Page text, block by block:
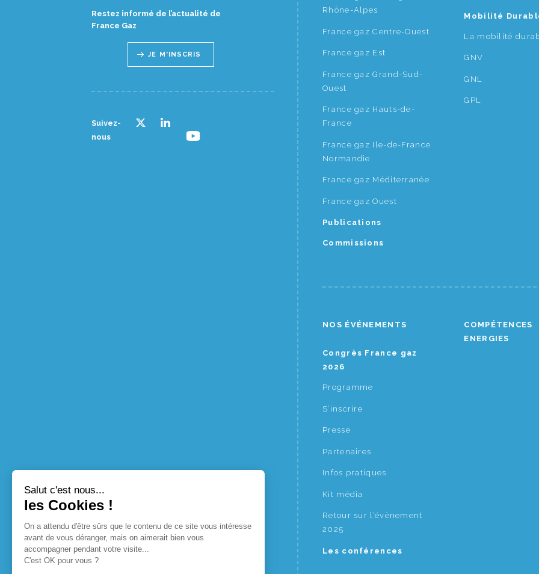
Restez informé de l’actualité de
France Gaz
JE M'INSCRIS
Suivez-
nous
Rhône-Alpes
France gaz Centre-Ouest
France gaz Est
France gaz Grand-Sud-
Ouest
France gaz Hauts-de-
France
France gaz Ile-de-France
Normandie
France gaz Méditerranée
France gaz Ouest
Publications
Commissions
Mobilité
La mobilité
GNV
GNL
GPL
NOS ÉVÉNEMENTS
Congrès France gaz
2026
Programme
S’inscrire
Presse
Partenaires
Infos pratiques
Kit média
Retour sur l’évènement
2025
Les conférences
COMPÉTENCES
ENERGIES
Salut c'est nous...
les Cookies !
On a attendu d'être sûrs que le contenu de ce site vous intéresse
avant de vous déranger, mais on aimerait bien vous
accompagner pendant votre visite...
C'est OK pour vous ?